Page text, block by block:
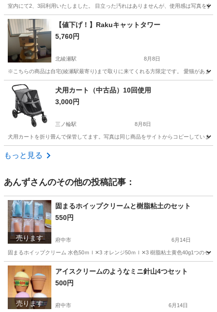
室内にて2、3回利用いたしました。 目立った汚れはありませんが、使用感は写真を
東京 江東区 亀戸駅 その他
【値下げ！】Rakuキャットタワー
5,760円
北綾瀬駅 8月8日
※こちらの商品は自宅(綾瀬駅最寄り)まで取りに来てくれる方限定です。 愛猫があま
東京 北綾瀬駅 その他
犬用カート（中古品）10回使用
3,000円
三ノ輪駅 8月8日
犬用カートを折り畳んで保管してます。写真は同じ商品をサイトからコピーしていま
東京 台東区
もっと見る
あんずさんのその他の投稿記事：
売ります
固まるホイップクリームと樹脂粘土のセット
550円
府中市 6月14日
固まるホイップクリーム 水色50ｍｌ✕3 オレンジ50ｍｌ✕3 樹脂粘土黄色40g1つのセッ
東京 府中市 その他 粘土
売ります
アイスクリームのようなミニ針山4つセット
500円
府中市 6月14日